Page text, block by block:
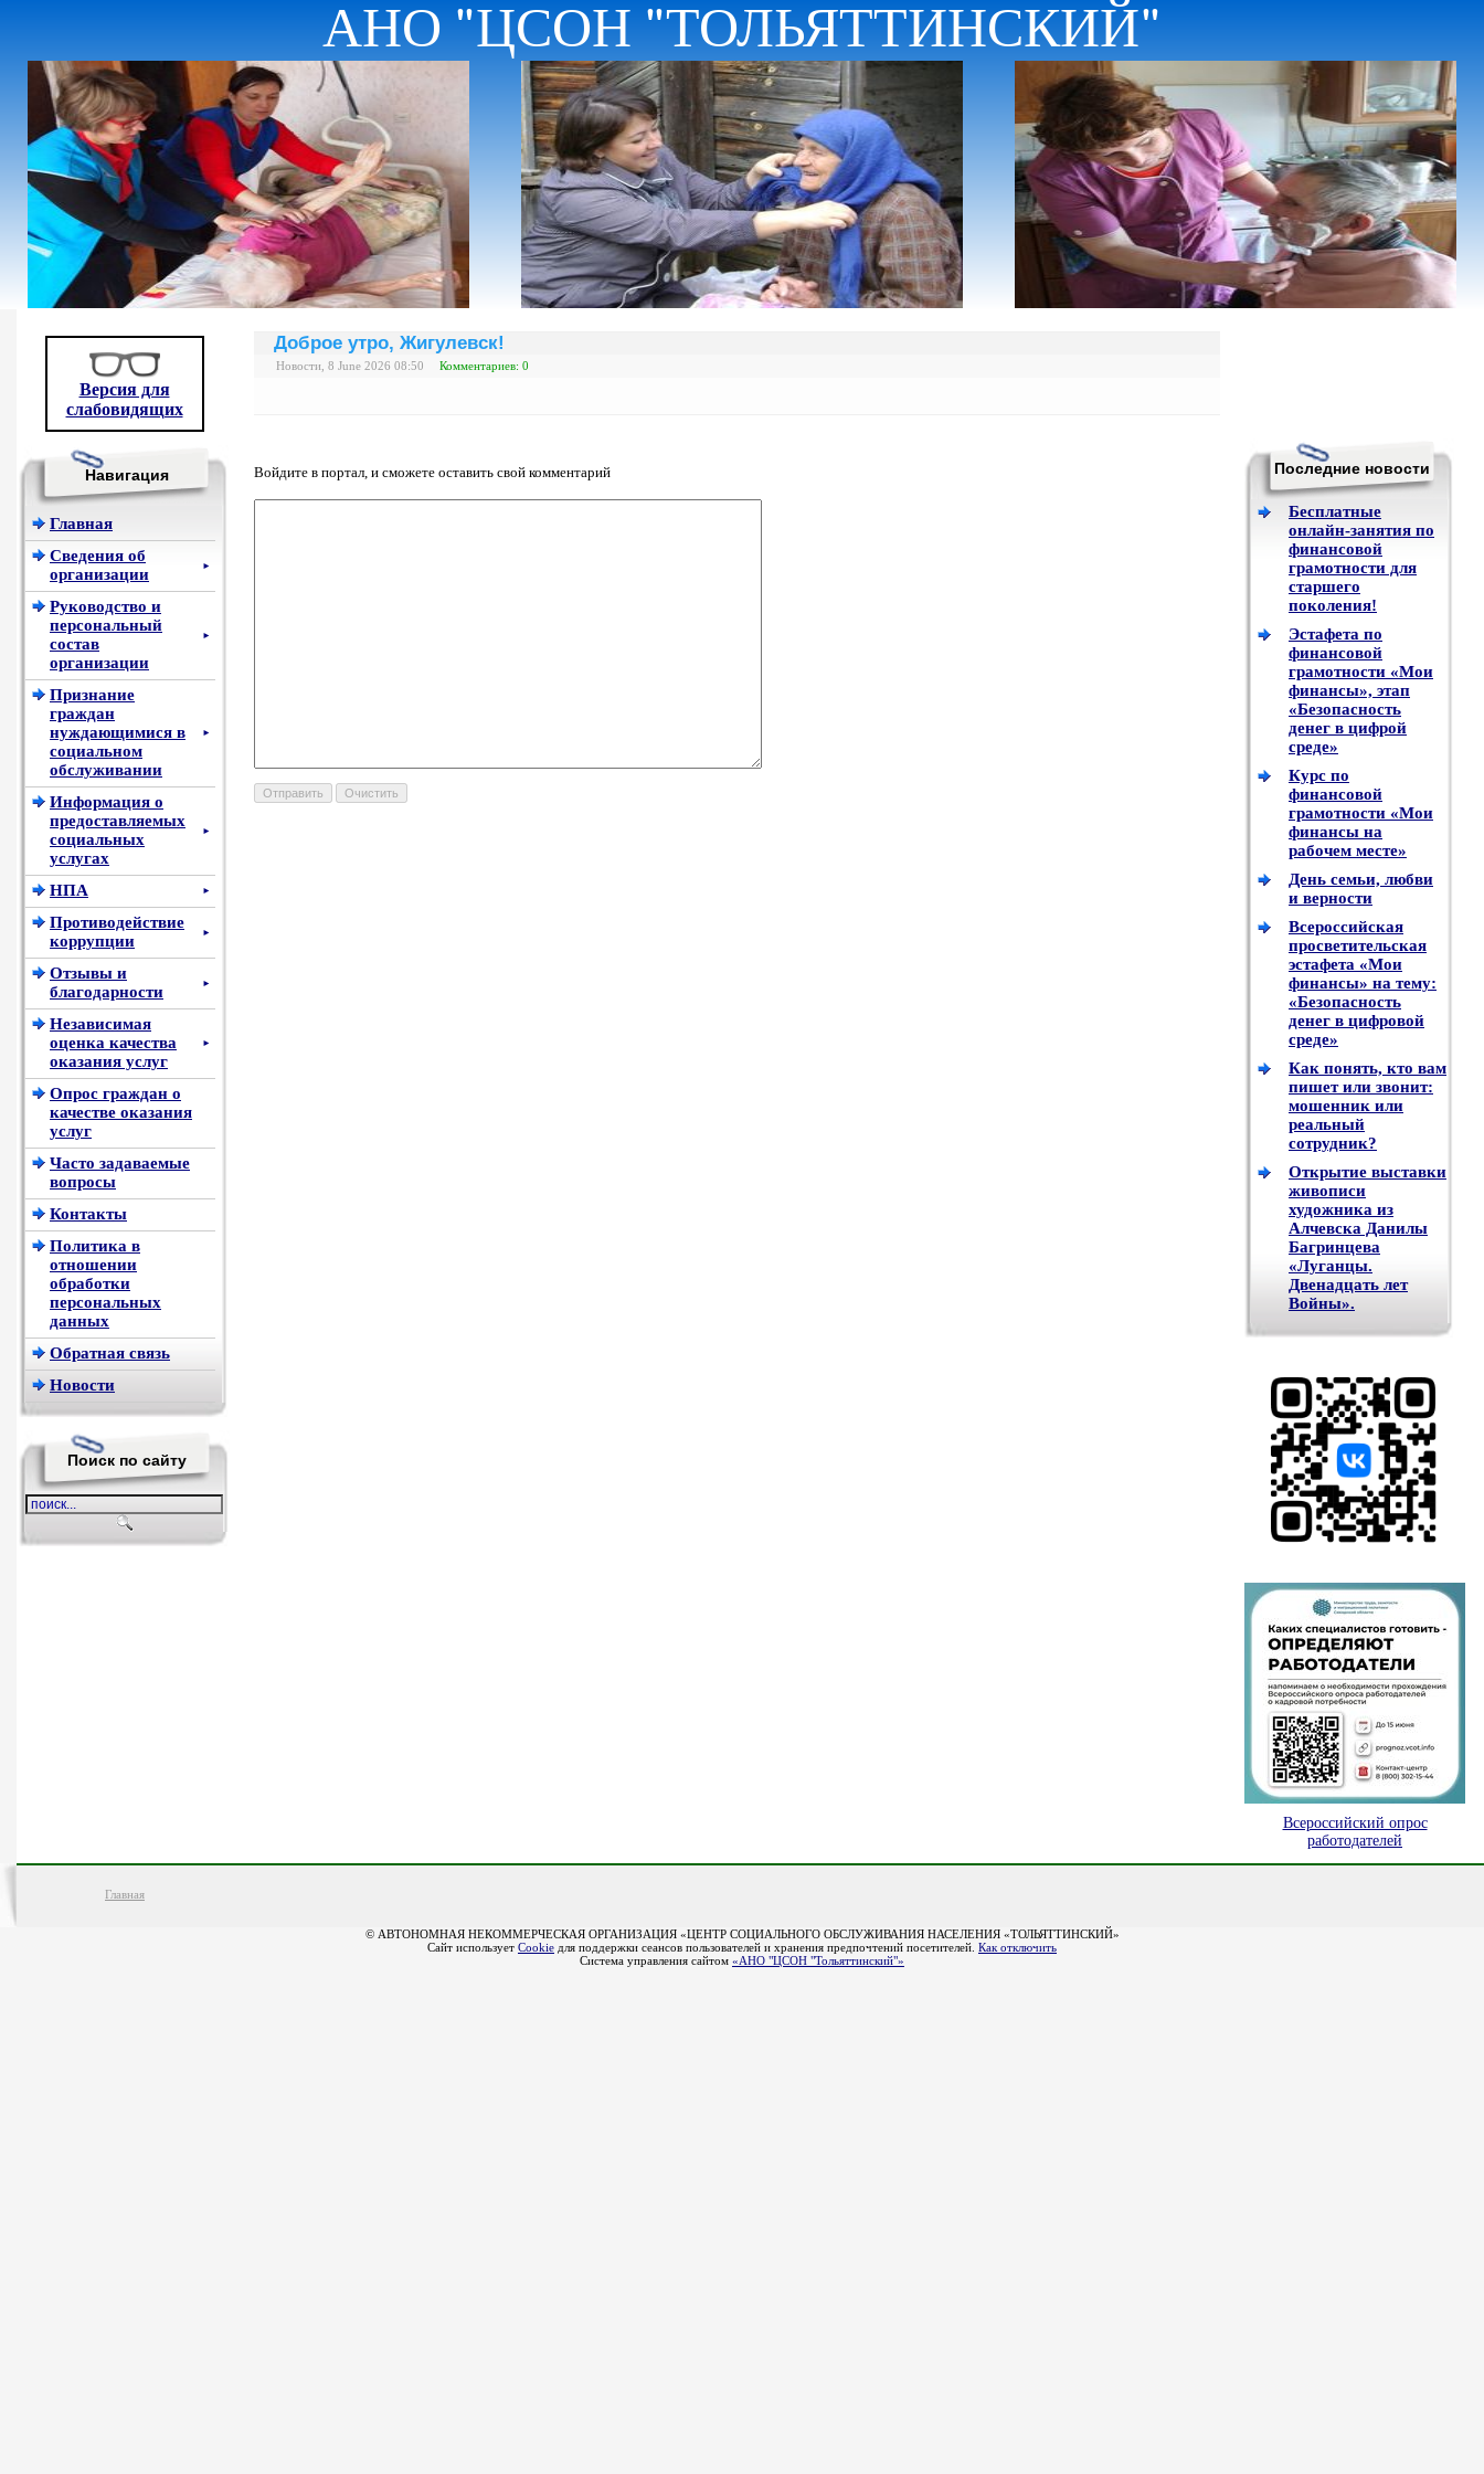
АНО "ЦСОН "ТОЛЬЯТТИНСКИЙ"
Версия для
слабовидящих
Навигация
Главная
Сведения об
организации
►
Руководство и
персональный
состав
организации
►
Признание
граждан
нуждающимися в
социальном
обслуживании
►
Информация о
предоставляемых
социальных
услугах
►
НПА ►
Противодействие
коррупции
►
Отзывы и
благодарности
►
Независимая
оценка качества
оказания услуг
►
Опрос граждан о
качестве оказания
услуг
Часто задаваемые
вопросы
Контакты
Политика в
отношении
обработки
персональных
данных
Обратная связь
Новости
Поиск по сайту
Доброе утро, Жигулевск!
Новости, 8 June 2026 08:50 Комментариев: 0
Войдите в портал, и сможете оставить свой комментарий Последние новости
Бесплатные
онлайн-занятия по
финансовой
грамотности для
старшего
поколения!
Эстафета по
финансовой
грамотности «Мои
финансы», этап
«Безопасность
денег в цифрой
среде»
Курс по
финансовой
грамотности «Мои
финансы на
рабочем месте»
День семьи, любви
и верности
Всероссийская
просветительская
эстафета «Мои
финансы» на тему:
«Безопасность
денег в цифровой
среде»
Как понять, кто вам
пишет или звонит:
мошенник или
реальный
сотрудник?
Открытие выставки
живописи
художника из
Алчевска Данилы
Багринцева
«Луганцы.
Двенадцать лет
Войны».
Всероссийский опрос
работодателей
Главная
© АВТОНОМНАЯ НЕКОММЕРЧЕСКАЯ ОРГАНИЗАЦИЯ «ЦЕНТР СОЦИАЛЬНОГО ОБСЛУЖИВАНИЯ НАСЕЛЕНИЯ «ТОЛЬЯТТИНСКИЙ»
Сайт использует Cookie для поддержки сеансов пользователей и хранения предпочтений посетителей. Как отключить
Система управления сайтом «АНО "ЦСОН "Тольяттинский"»